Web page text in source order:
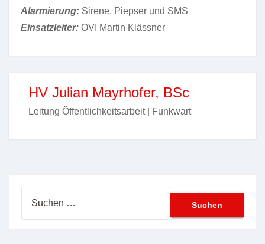
Alarmierung: Sirene, Piepser und SMS
Einsatzleiter: OVI Martin Klässner
HV Julian Mayrhofer, BSc
Leitung Öffentlichkeitsarbeit | Funkwart